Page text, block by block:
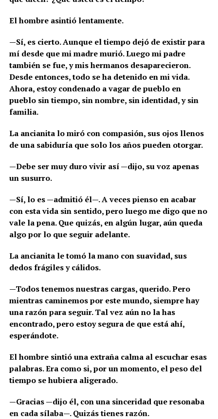
El hombre asintió lentamente.
—Sí, es cierto. Aunque el tiempo dejó de existir para
mí desde que mi madre murió. Luego mi padre
también se fue, y mis hermanos desaparecieron.
Desde entonces, todo se ha detenido en mi vida.
Ahora, estoy condenado a vagar de pueblo en
pueblo sin tiempo, sin nombre, sin identidad, y sin
familia.
La ancianita lo miró con compasión, sus ojos llenos
de una sabiduría que solo los años pueden otorgar.
—Debe ser muy duro vivir así —dijo, su voz apenas
un susurro.
—Sí, lo es —admitió él—. A veces pienso en acabar
con esta vida sin sentido, pero luego me digo que no
vale la pena. Que quizás, en algún lugar, aún queda
algo por lo que seguir adelante.
La ancianita le tomó la mano con suavidad, sus
dedos frágiles y cálidos.
—Todos tenemos nuestras cargas, querido. Pero
mientras caminemos por este mundo, siempre hay
una razón para seguir. Tal vez aún no la has
encontrado, pero estoy segura de que está ahí,
esperándote.
El hombre sintió una extraña calma al escuchar esas
palabras. Era como si, por un momento, el peso del
tiempo se hubiera aligerado.
—Gracias —dijo él, con una sinceridad que resonaba
en cada sílaba—. Quizás tienes razón.